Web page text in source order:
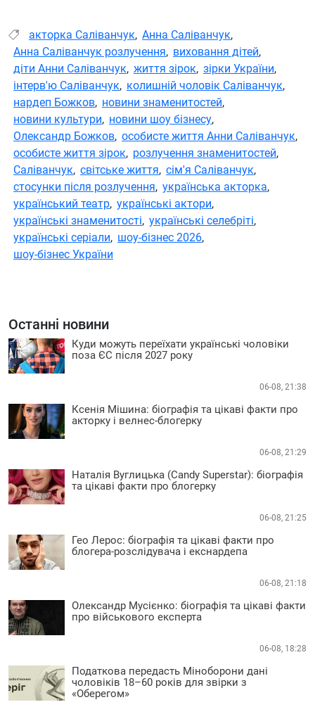
акторка Саліванчук, Анна Саліванчук,
Анна Саліванчук розлучення, виховання дітей,
діти Анни Саліванчук, життя зірок, зірки України,
інтерв'ю Саліванчук, колишній чоловік Саліванчук,
нардеп Божков, новини знаменитостей,
новини культури, новини шоу бізнесу,
Олександр Божков, особисте життя Анни Саліванчук,
особисте життя зірок, розлучення знаменитостей,
Саліванчук, світське життя, сім'я Саліванчук,
стосунки після розлучення, українська акторка,
український театр, українські актори,
українські знаменитості, українські селебріті,
українські серіали, шоу-бізнес 2026,
шоу-бізнес України
Останні новини
Куди можуть переїхати українські чоловіки
поза ЄС після 2027 року
06-08, 21:38
Ксенія Мішина: біографія та цікаві факти про
акторку і велнес-блогерку
06-08, 21:29
Наталія Вуглицька (Candy Superstar): біографія
та цікаві факти про блогерку
06-08, 21:25
Гео Лерос: біографія та цікаві факти про
блогера-розслідувача і екснардепа
06-08, 21:18
Олександр Мусієнко: біографія та цікаві факти
про військового експерта
06-08, 18:28
Податкова передасть Міноборони дані
чоловіків 18–60 років для звірки з
«Оберегом»